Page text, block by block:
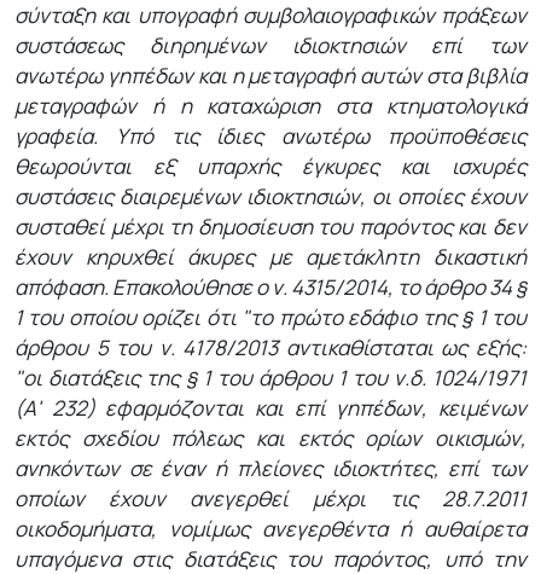
σύνταξη και υπογραφή συμβολαιογραφικών πράξεων
συστάσεως διηρημένων ιδιοκτησιών επί των
ανωτέρω γηπέδων και η μεταγραφή αυτών στα βιβλία
μεταγραφών ή η καταχώριση στα κτηματολογικά
γραφεία. Υπό τις ίδιες ανωτέρω προϋποθέσεις
θεωρούνται εξ υπαρχής έγκυρες και ισχυρές
συστάσεις διαιρεμένων ιδιοκτησιών, οι οποίες έχουν
συσταθεί μέχρι τη δημοσίευση του παρόντος και δεν
έχουν κηρυχθεί άκυρες με αμετάκλητη δικαστική
απόφαση. Επακολούθησε ο ν. 4315/2014, το άρθρο 34 §
1 του οποίου ορίζει ότι "το πρώτο εδάφιο της § 1 του
άρθρου 5 του ν. 4178/2013 αντικαθίσταται ως εξής:
"οι διατάξεις της § 1 του άρθρου 1 του ν.δ. 1024/1971
(Α' 232) εφαρμόζονται και επί γηπέδων, κειμένων
εκτός σχεδίου πόλεως και εκτός ορίων οικισμών,
ανηκόντων σε έναν ή πλείονες ιδιοκτήτες, επί των
οποίων έχουν ανεγερθεί μέχρι τις 28.7.2011
οικοδομήματα, νομίμως ανεγερθέντα ή αυθαίρετα
υπαγόμενα στις διατάξεις του παρόντος, υπό την